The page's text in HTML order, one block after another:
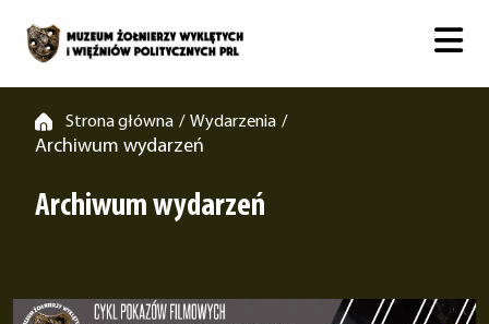
Strona główna / Wydarzenia /
Archiwum wydarzeń
Archiwum wydarzeń